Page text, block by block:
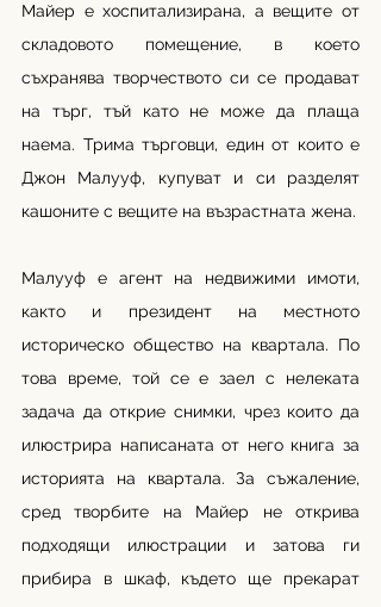
Майер е хоспитализирана, а вещите от
складовото помещение, в което
съхранява творчеството си се продават
на търг, тъй като не може да плаща
наема. Трима търговци, един от които е
Джон Малууф, купуват и си разделят
кашоните с вещите на възрастната жена.
Малууф е агент на недвижими имоти,
както и президент на местното
историческо общество на квартала. По
това време, той се е заел с нелеката
задача да открие снимки, чрез които да
илюстрира написаната от него книга за
историята на квартала. За съжаление,
сред творбите на Майер не открива
подходящи илюстрации и затова ги
прибира в шкаф, където ще прекарат